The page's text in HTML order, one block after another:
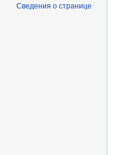
Сведения о странице